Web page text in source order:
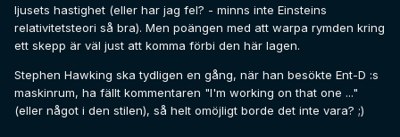
ljusets hastighet (eller har jag fel? - minns inte Einsteins
relativitetsteori så bra). Men poängen med att warpa rymden kring
ett skepp är väl just att komma förbi den här lagen.
Stephen Hawking ska tydligen en gång, när han besökte Ent-D :s
maskinrum, ha fällt kommentaren "I'm working on that one ..."
(eller något i den stilen), så helt omöjligt borde det inte vara? ;)